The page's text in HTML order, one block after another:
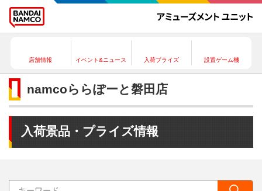
店舗情報 イベント&ニュース 入荷プライズ 設置ゲーム機
namcoららぽーと磐田店
入荷景品・プライズ情報